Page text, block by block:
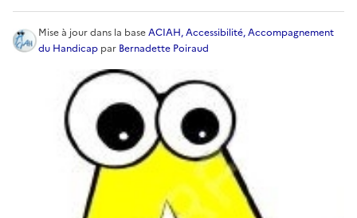
Mise à jourdans la baseACIAH, Accessibilité, Accompagnement
du Handicap par Bernadette Poiraud